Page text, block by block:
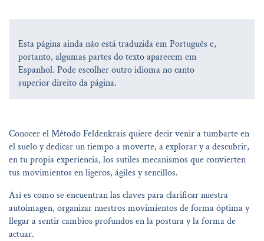
Esta página ainda não está traduzida em Português e,
portanto, algumas partes do texto aparecem em
Espanhol. Pode escolher outro idioma no canto
superior direito da página.
Conocer el Método Feldenkrais quiere decir venir a tumbarte en
el suelo y dedicar un tiempo a moverte, a explorar y a descubrir,
en tu propia experiencia, los sutiles mecanismos que convierten
tus movimientos en ligeros, ágiles y sencillos.
Así es como se encuentran las claves para clarificar nuestra
autoimagen, organizar nuestros movimientos de forma óptima y
llegar a sentir cambios profundos en la postura y la forma de
actuar.